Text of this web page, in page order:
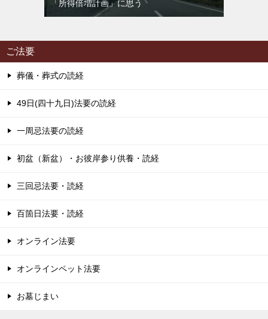
「所得倍増計画」に思う
ご法要
葬儀・葬式の読経
49日(四十九日)法要の読経
一周忌法要の読経
初盆（新盆）・お彼岸参り供養・読経
三回忌法要・読経
百箇日法要・読経
オンライン法要
オンラインペット法要
お墓じまい